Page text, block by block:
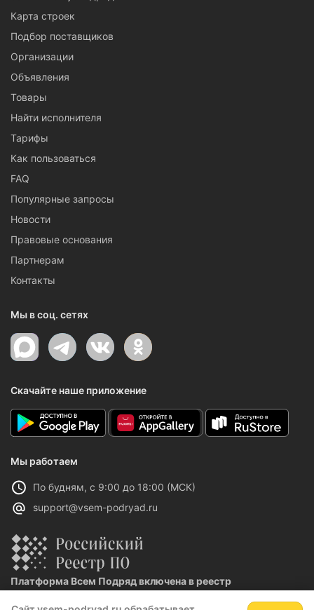
Карта строек
Подбор поставщиков
Организации
Объявления
Товары
Найти исполнителя
Тарифы
Как пользоваться
FAQ
Популярные запросы
Новости
Правовые основания
Партнерам
Контакты
Мы в соц. сетях
Скачайте наше приложение
Мы работаем
По будням, с 9:00 до 18:00 (МСК)
support@vsem-podryad.ru
Платформа Всем Подряд включена в реестр